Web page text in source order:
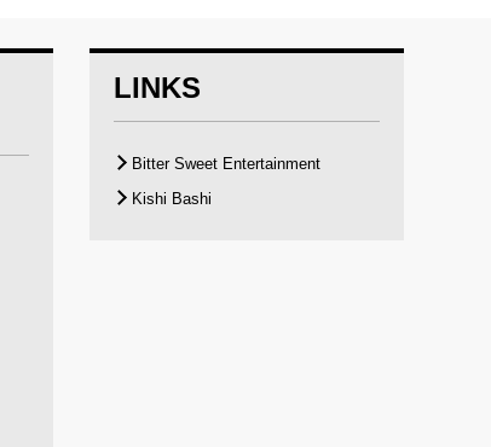
LINKS
Bitter Sweet Entertainment
Kishi Bashi